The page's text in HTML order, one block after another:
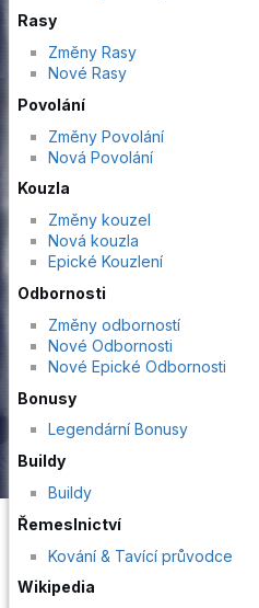
Rasy
Změny Rasy
Nové Rasy
Povolání
Změny Povolání
Nová Povolání
Kouzla
Změny kouzel
Nová kouzla
Epické Kouzlení
Odbornosti
Změny odborností
Nové Odbornosti
Nové Epické Odbornosti
Bonusy
Legendární Bonusy
Buildy
Buildy
Řemeslnictví
Kování & Tavící průvodce
Wikipedia